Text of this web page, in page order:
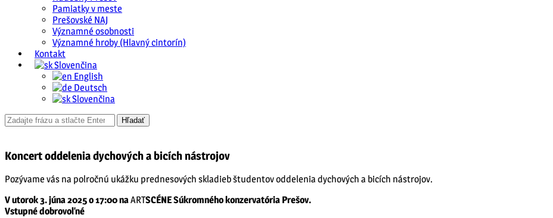
Pamiatky v meste
Prešovské NAJ
Významné osobnosti
Významné hroby (Hlavný cintorín)
Kontakt
Slovenčina
English
Deutsch
Slovenčina
Koncert oddelenia dychových a bicích nástrojov
Pozývame vás na polročnú ukážku prednesových skladiebštudentov oddelenia dychových a bicích nástrojov.
V utorok 3. júna 2025 o 17:00 naARTSCÉNE Súkromného konzervatória Prešov.
Vstupné dobrovoľné